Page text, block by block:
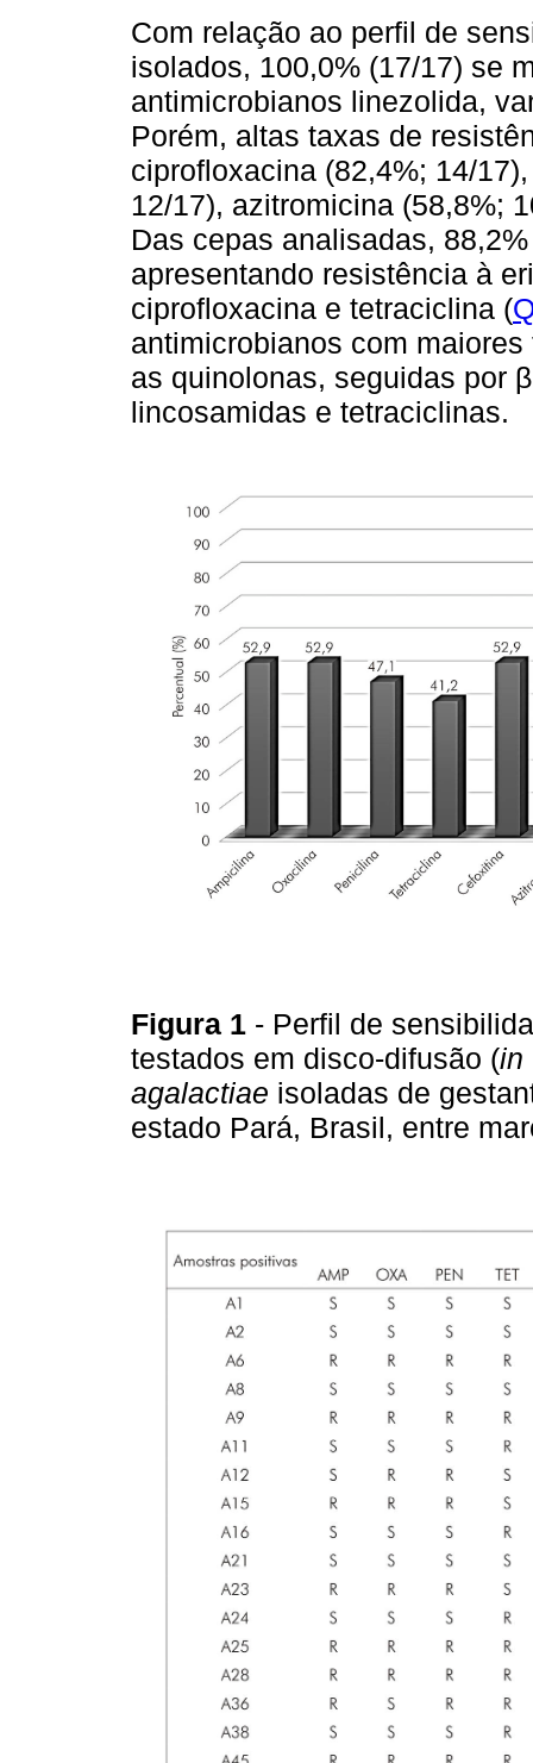
Com relação ao perfil de
isolados, 100,0% (17/17) se
antimicrobianos linezolida,
Porém, altas taxas de
ciprofloxacina (82,4%; 14/
12/17), azitromicina (58,8%;
Das cepas analisadas,
apresentando resistência à
ciprofloxacina e tetraciclina (
antimicrobianos com
as quinolonas, seguidas por
lincosamidas e tetraciclinas.
Figura 1 - Perfil de
testados em disco-difusão (in
agalactiae isoladas de
estado Pará, Brasil, entre